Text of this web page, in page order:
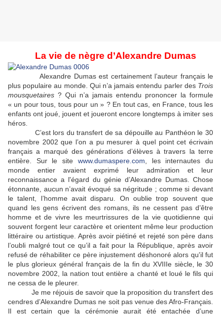
La vie de nègre d’Alexandre Dumas
Alexandre Dumas est certainement l’auteur français le
plus populaire au monde. Qui n’a jamais entendu parler des Trois
mousquetaires ? Qui n’a jamais entendu prononcer la formule
« un pour tous, tous pour un » ? En tout cas, en France, tous les
enfants ont joué, jouent et joueront encore longtemps à imiter ses
héros.
C’est lors du transfert de sa dépouille au Panthéon le 30
novembre 2002 que l’on a pu mesurer à quel point cet écrivain
français a marqué des générations d’élèves à travers la terre
entière. Sur le site www.dumaspere.com , les internautes du
monde entier avaient exprimé leur admiration et leur
reconnaissance a l'égard du génie d’Alexandre Dumas. Chose
étonnante, aucun n’avait évoqué sa négritude ; comme si devant
le talent, l’homme avait disparu. On oublie trop souvent que
quand les gens écrivent des romans, ils ne cessent pas d’être
homme et de vivre les meurtrissures de la vie quotidienne qui
souvent forgent leur caractère et orientent même leur production
littéraire ou artistique. Après avoir piétiné et rejeté son père dans
l’oubli malgré tout ce qu’il a fait pour la République, après avoir
refusé de réhabiliter ce père injustement déshonoré alors qu'il fut
le plus glorieux général français de la fin du XVIIIe siècle, le 30
novembre 2002, la nation tout entière a chanté et loué le fils qui
ne cessa de le pleurer.
Je me réjouis de savoir que la proposition du transfert des
cendres d’Alexandre Dumas ne soit pas venue des Afro-Français.
Il est certain que la cérémonie aurait été entachée d’une